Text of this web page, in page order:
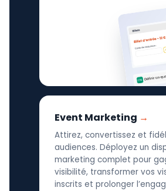
Event Marketing
Attirez, convertissez et
audiences. Déployez un
marketing complet pour
visibilité, transformer vos
inscrits et prolonger